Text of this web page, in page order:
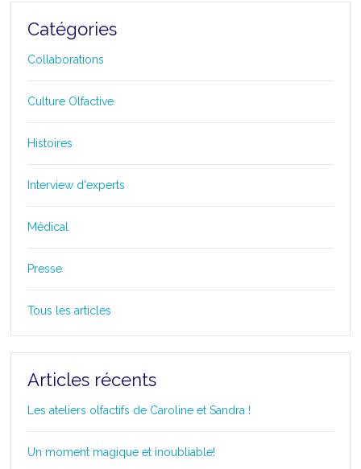
Catégories
Collaborations
Culture Olfactive
Histoires
Interview d'experts
Médical
Presse
Tous les articles
Articles récents
Les ateliers olfactifs de Caroline et Sandra !
Un moment magique et inoubliable!